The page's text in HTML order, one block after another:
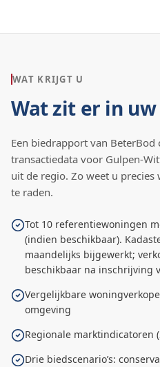
WAT KRIJGT U
Wat zit er in
Een biedrapport van
transactiedata voor Gulpen-
uit de regio. Zo weet u precies
te raden.
Tot 10 referentiewoningen
(indien beschikbaar).
maandelijks bijgewerkt;
beschikbaar na inschrijving
Vergelijkbare
omgeving
Regionale marktindicatoren
Drie biedscenario’s: